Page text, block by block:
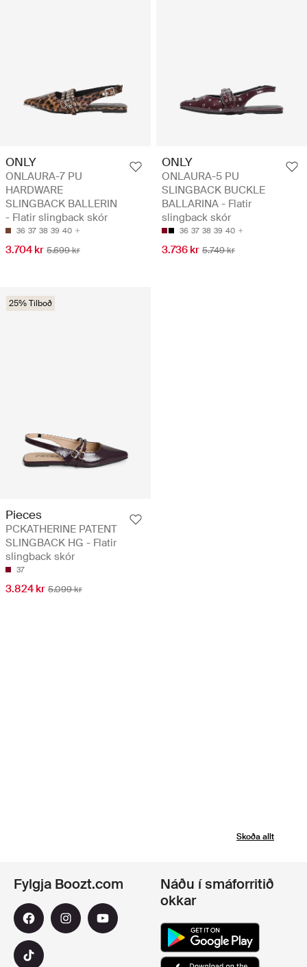
ONLY
ONLAURA-7 PU
HARDWARE
SLINGBACK BALLERIN
- Flatir slingback skór
36 37 38 39 40
3.704 kr 5.699 kr
ONLY
ONLAURA-5 PU
SLINGBACK BUCKLE
BALLARINA - Flatir
slingback skór
36 37 38 39 40
3.736 kr 5.749 kr
25% Tilboð
Pieces
PCKATHERINE PATENT
SLINGBACK HG - Flatir
slingback skór
37
3.824 kr 5.099 kr
Skoða allt
Fylgja Boozt.com
Náðu í smáforritið
okkar